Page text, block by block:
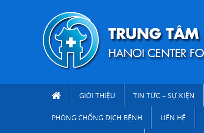
GIỚI THIỆU TIN TỨC – SỰ KIỆN
PHÒNG CHỐNG DỊCH BỆNH LIÊN HỆ